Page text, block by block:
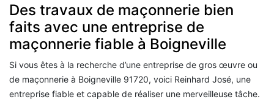
Des travaux de maçonnerie bien
faits avec une entreprise de
maçonnerie fiable à Boigneville
Si vous êtes à la recherche d’une entreprise de gros œuvre ou
de maçonnerie à Boigneville 91720, voici Reinhard José, une
entreprise fiable et capable de réaliser une merveilleuse tâche.